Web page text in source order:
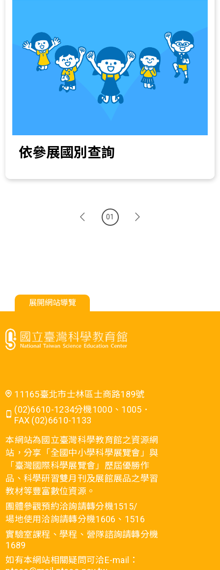
依參展國別查詢
01
展開網站導覽
11165臺北市士林區士商路189號
(02)6610-1234分機1000、1005．
FAX (02)6610-1133
本網站為國立臺灣科學教育館之資源網
站，分享「全國中小學科學展覽會」與
「臺灣國際科學展覽會」歷屆優勝作
品、科學研習雙月刊及展館展品之學習
教材等豐富數位資源。
團體參觀預約洽詢請轉分機1515/
場地使用洽詢請轉分機1606、1516
實驗室課程、學程、營隊諮詢請轉分機
1689
如有本網站相關疑問可洽E-mail：